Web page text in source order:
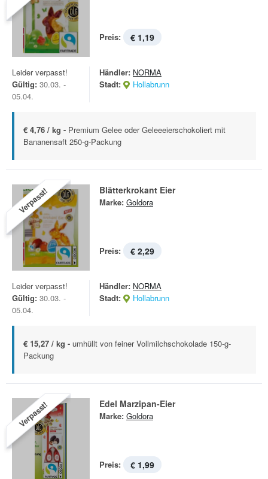
Preis: € 1,19
Leider verpasst!
Gültig: 30.03. -
05.04.
Händler: NORMA
Stadt:
Hollabrunn
€ 4,76 / kg - Premium Gelee oder Geleeeierschokoliert mit
Bananensaft 250-g-Packung
Verpasst! Blätterkrokant Eier
Marke: Goldora
Preis: € 2,29
Leider verpasst!
Gültig: 30.03. -
05.04.
Händler: NORMA
Stadt:
Hollabrunn
€ 15,27 / kg - umhüllt von feiner Vollmilchschokolade 150-g-
Packung
Verpasst! Edel Marzipan-Eier
Marke: Goldora
Preis: € 1,99